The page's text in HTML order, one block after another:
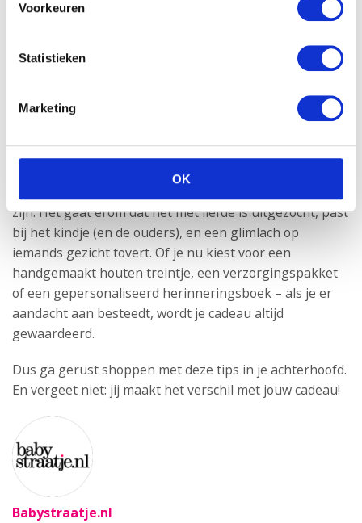
Voorkeuren
Statistieken
Marketing
OK
Vergeet de verpakking niet
De eerste indruk telt – ook bij cadeaus. Een mooi
ingepakt cadeau maakt het uitpakken extra feestelijk.
wikkeltechniek zoals Furoshiki om je geschenk op een
Met liefde gekozen = altijd goed
Het perfecte babycadeau hoeft niet groot of duur te
zijn. Het gaat erom dat het met liefde is uitgezocht, past
bij het kindje (en de ouders), en een glimlach op
iemands gezicht tovert. Of je nu kiest voor een
handgemaakt houten treintje, een verzorgingspakket
of een gepersonaliseerd herinneringsboek – als je er
aandacht aan besteedt, wordt je cadeau altijd
gewaardeerd.
Dus ga gerust shoppen met deze tips in je achterhoofd.
En vergeet niet: jij maakt het verschil met jouw cadeau!
Babystraatje.nl